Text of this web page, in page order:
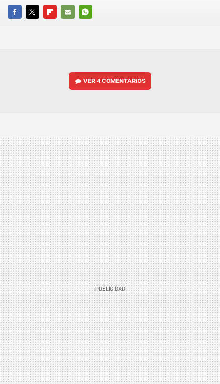
FACEBOOKTWITTERFLIPBOARD
E-
WHATSAPP
VER4 COMENTARIOS